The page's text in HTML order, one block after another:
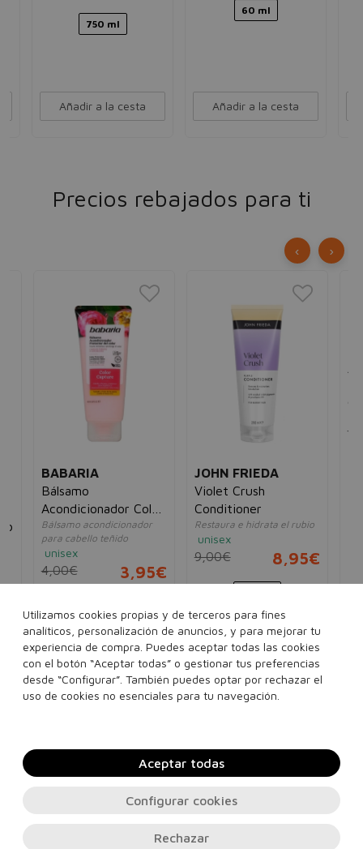
750 ml
Añadir a la cesta
60 ml
Añadir a la cesta
Precios rebajados para ti
BABARIA
Bálsamo
Acondicionador Color
Capture
Bálsamo acondicionador
para cabello teñido
unisex
4,00€ 3,95€
Añadir a la cesta
JOHN FRIEDA
Violet Crush
Conditioner
Restaura e hidrata el rubio
unisex
9,00€ 8,95€
Añadir a la cesta
‹ ›
Utilizamos cookies propias y de terceros para fines
analíticos, personalización de anuncios, y para mejorar tu
experiencia de compra. Puedes aceptar todas las cookies
con el botón “Aceptar todas” o gestionar tus preferencias
desde “Configurar”. También puedes optar por rechazar el
uso de cookies no esenciales para tu navegación.
Rechazar
Configurar cookies
Aceptar todas
Contacto, soporte e información legal